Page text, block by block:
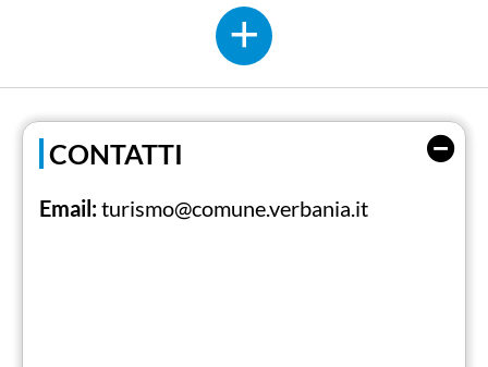
CONTATTI
Email:turismo@comune.verbania.it